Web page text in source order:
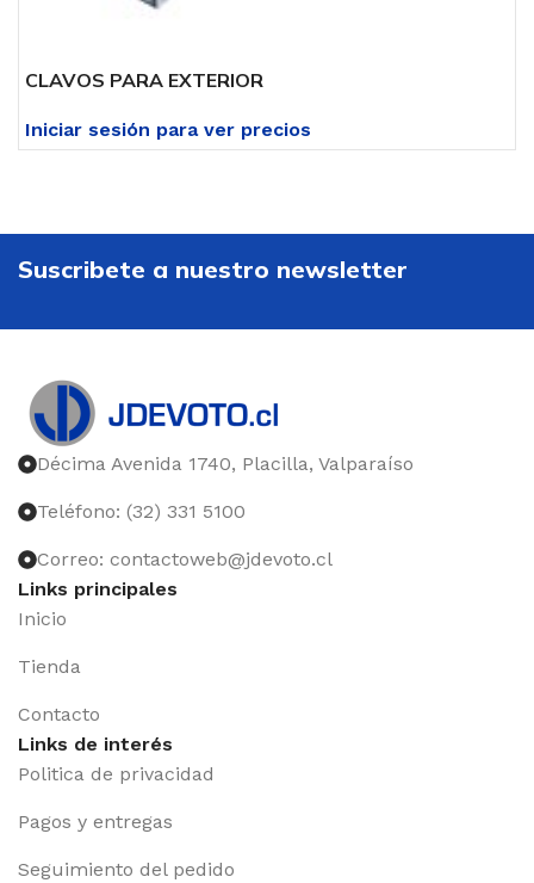
CLAVOS PARA EXTERIOR
Iniciar sesión para ver precios
Suscribete a nuestro newsletter
Décima Avenida 1740, Placilla, Valparaíso
Teléfono: (32) 331 5100
Correo: contactoweb@jdevoto.cl
Links principales
Inicio
Tienda
Contacto
Links de interés
Politica de privacidad
Pagos y entregas
Seguimiento del pedido